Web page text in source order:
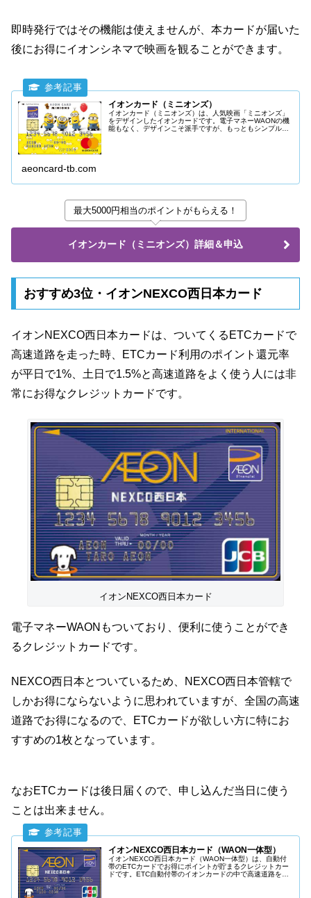
即時発行ではその機能は使えませんが、本カードが届いた
後にお得にイオンシネマで映画を観ることができます。
イオンカード（ミニオンズ）
イオンカード（ミニオンズ）は、人気映画「ミニオンズ」
をデザインしたイオンカードです。電子マネーWAONの機
能もなく、デザインこそ派手ですが、もっともシンプルな
aeoncard-tb.com
最大5000円相当のポイントがもらえる！
イオンカード（ミニオンズ）詳細＆申込
おすすめ3位・イオンNEXCO西日本カード
イオンNEXCO西日本カードは、ついてくるETCカードで
高速道路を走った時、ETCカード利用のポイント還元率
が平日で1%、土日で1.5%と高速道路をよく使う人には非
常にお得なクレジットカードです。
イオンNEXCO西日本カード
電子マネーWAONもついており、便利に使うことができ
るクレジットカードです。
NEXCO西日本とついているため、NEXCO西日本管轄で
しかお得にならないように思われていますが、全国の高速
道路でお得になるので、ETCカードが欲しい方に特にお
すすめの1枚となっています。
なおETCカードは後日届くので、申し込んだ当日に使う
ことは出来ません。
イオンNEXCO西日本カード（WAON一体型）
イオンNEXCO西日本カード（WAON一体型）は、自動付
帯のETCカードでお得にポイントが貯まるクレジットカー
ドです。ETC自動付帯のイオンカードの中で高速道路をよ